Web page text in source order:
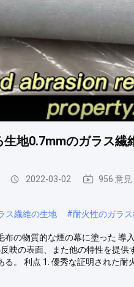
地0.7mmのガラス
2022-03-02 956 意見
ス繊維の生地 #耐火性のガラ
の物質的な煙の幕に塗った 導
映の表面、また他の特性を提
。 利点 1. 優秀な証明された耐